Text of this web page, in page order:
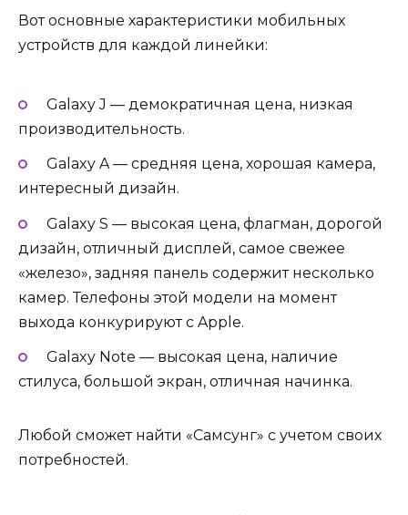
Вот основные характеристики мобильных
устройств для каждой линейки:
Galaxy J — демократичная цена, низкая
производительность.
Galaxy A — средняя цена, хорошая камера,
интересный дизайн.
Galaxy S — высокая цена, флагман, дорогой
дизайн, отличный дисплей, самое свежее
«железо», задняя панель содержит несколько
камер. Телефоны этой модели на момент
выхода конкурируют с Apple.
Galaxy Note — высокая цена, наличие
стилуса, большой экран, отличная начинка.
Любой сможет найти «Самсунг» с учетом своих
потребностей.